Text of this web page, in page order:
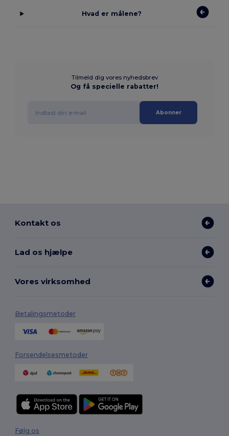
Hvad er målene?
Tilmeld dig vores nyhedsbrev
Og få specielle rabatter!
Abonner
Kontakt os
Lad os hjælpe
Vores virksomhed
Betalingsmetoder
Forsendelsesmetoder
Følg os